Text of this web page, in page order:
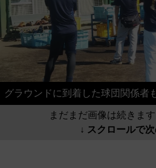
グラウンドに到着した球団関係者
まだまだ画像は続きます
↓ スクロールで